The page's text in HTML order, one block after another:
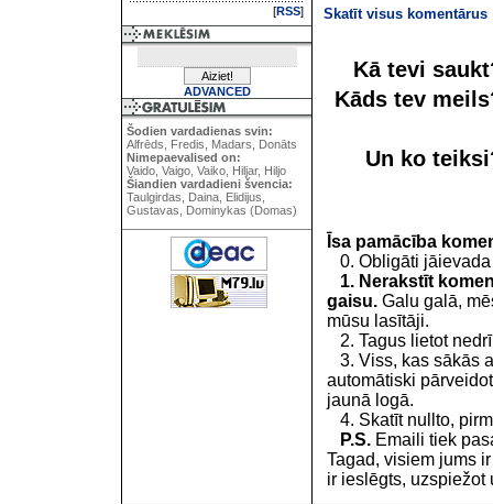
[RSS]
ADVANCED
Šodien vardadienas svin:
Alfrēds, Fredis, Madars, Donāts
Nimepaevalised on:
Vaido, Vaigo, Vaiko, Hiljar, Hiljo
Šiandien vardadieni švencia:
Taulgirdas, Daina, Elidijus,
Gustavas, Dominykas (Domas)
Skatīt visus komentārus
Kā tevi
Kāds tev
Un ko
Īsa pamācība
0. Obligāti jāievada
1. Nerakstīt
gaisu. Galu galā,
mūsu lasītāji.
2. Tagus lietot
3. Viss, kas sākās
automātiski
jaunā logā.
4. Skatīt nullto,
P.S. Emaili tiek
Tagad, visiem jums
ir ieslēgts, uzspiežot